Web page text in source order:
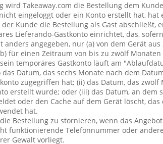
wird Takeaway.com die Bestellung dem
eingeloggt oder ein Konto erstellt hat, hat
Kunde die Bestellung als Gast abschließt,
Lieferando-Gastkonto einrichtet, das,
anders angegeben, nur (a) von dem Gerät
für einen Zeitraum von bis zu zwölf
temporäres Gastkonto läuft am
Datum, das sechs Monate nach dem
zugegriffen hat; (ii) das Datum, das
erstellt wurde; oder (iii) das Datum, an dem
oder den Cache auf dem Gerät löscht,
hat.
Bestellung zu stornieren, wenn das
funktionierende Telefonnummer oder
Gewalt vorliegt.